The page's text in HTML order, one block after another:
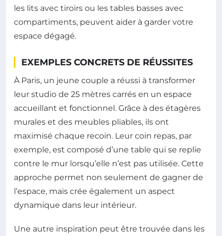
les lits avec tiroirs ou les tables basses avec
compartiments, peuvent aider à garder votre
espace dégagé.
EXEMPLES CONCRETS DE RÉUSSITES
À Paris, un jeune couple a réussi à transformer
leur studio de 25 mètres carrés en un espace
accueillant et fonctionnel. Grâce à des étagères
murales et des meubles pliables, ils ont
maximisé chaque recoin. Leur coin repas, par
exemple, est composé d’une table qui se replie
contre le mur lorsqu’elle n’est pas utilisée. Cette
approche permet non seulement de gagner de
l’espace, mais crée également un aspect
dynamique dans leur intérieur.
Une autre inspiration peut être trouvée dans les